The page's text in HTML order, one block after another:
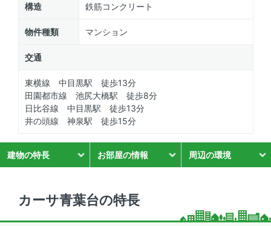
構造 鉄筋コンクリート
物件種類 マンション
交通
東横線 中目黒駅 徒歩13分
田園都市線 池尻大橋駅 徒歩8分
日比谷線 中目黒駅 徒歩13分
井の頭線 神泉駅 徒歩15分
建物の特長 お部屋の情報 周辺の環境
カーサ青葉台の特長